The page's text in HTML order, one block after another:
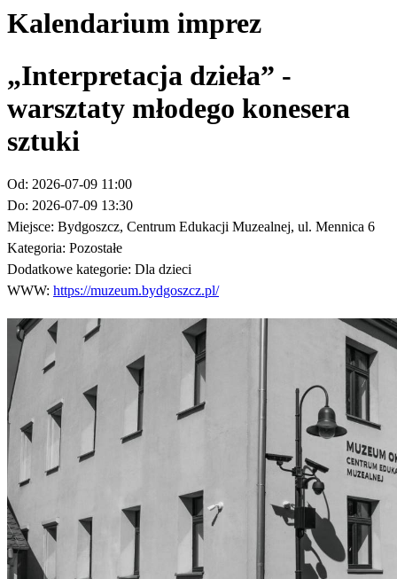
Kalendarium imprez
„Interpretacja dzieła” -
warsztaty młodego konesera
sztuki
Od: 2026-07-09 11:00
Do: 2026-07-09 13:30
Miejsce: Bydgoszcz, Centrum Edukacji Muzealnej, ul. Mennica 6
Kategoria: Pozostałe
Dodatkowe kategorie: Dla dzieci
WWW: https://muzeum.bydgoszcz.pl/